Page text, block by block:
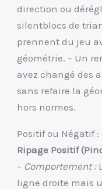
direction ou
silentblocs de
prennent du jeu
géométrie. – Un
avez changé des
sans refaire la
hors normes.
Positif ou Négatif
Ripage Positif
– Comportement :
ligne droite mais